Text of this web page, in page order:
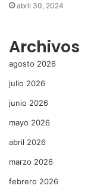
abril 30, 2024
Archivos
agosto 2026
julio 2026
junio 2026
mayo 2026
abril 2026
marzo 2026
febrero 2026